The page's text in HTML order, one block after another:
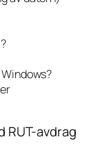
RUT-avdrag